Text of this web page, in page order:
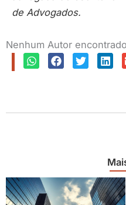
de Advogados.
Nenhum Autor encontrado